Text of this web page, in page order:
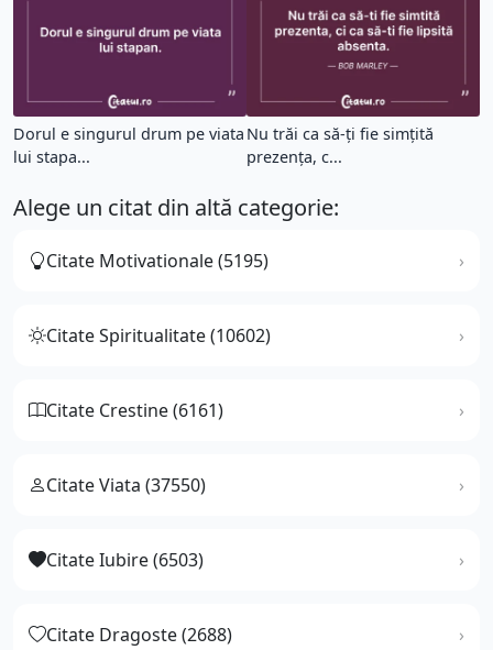
Dorul e singurul drum pe viata
lui stapa...
Nu trăi ca să-ți fie simțită
prezența, c...
Alege un citat din altă categorie:
Citate Motivationale (5195)
Citate Spiritualitate (10602)
Citate Crestine (6161)
Citate Viata (37550)
Citate Iubire (6503)
Citate Dragoste (2688)